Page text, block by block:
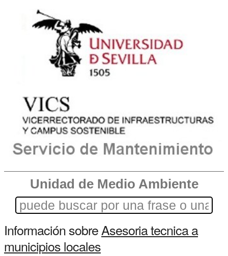
Unidad de Medio Ambiente
Información sobreAsesoria tecnica a
municipios locales